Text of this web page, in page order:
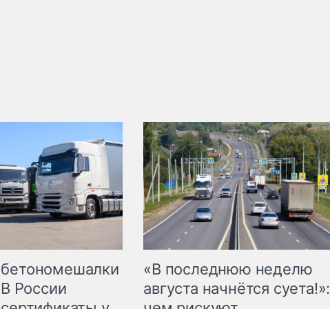
России
«В последнюю неделю
августа начнётся суета!»: